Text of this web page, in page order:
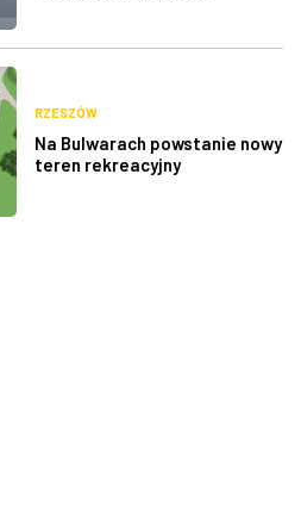
RZESZÓW
Na Bulwarach powstanie nowy
teren rekreacyjny